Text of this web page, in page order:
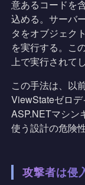
意あるコードを
込める。サーバ
タをオブジェク
を実行する。こ
上で実行されてし
この手法は、以
ViewStateゼロ
ASP.NETマシン
使う設計の危険
攻撃者は侵